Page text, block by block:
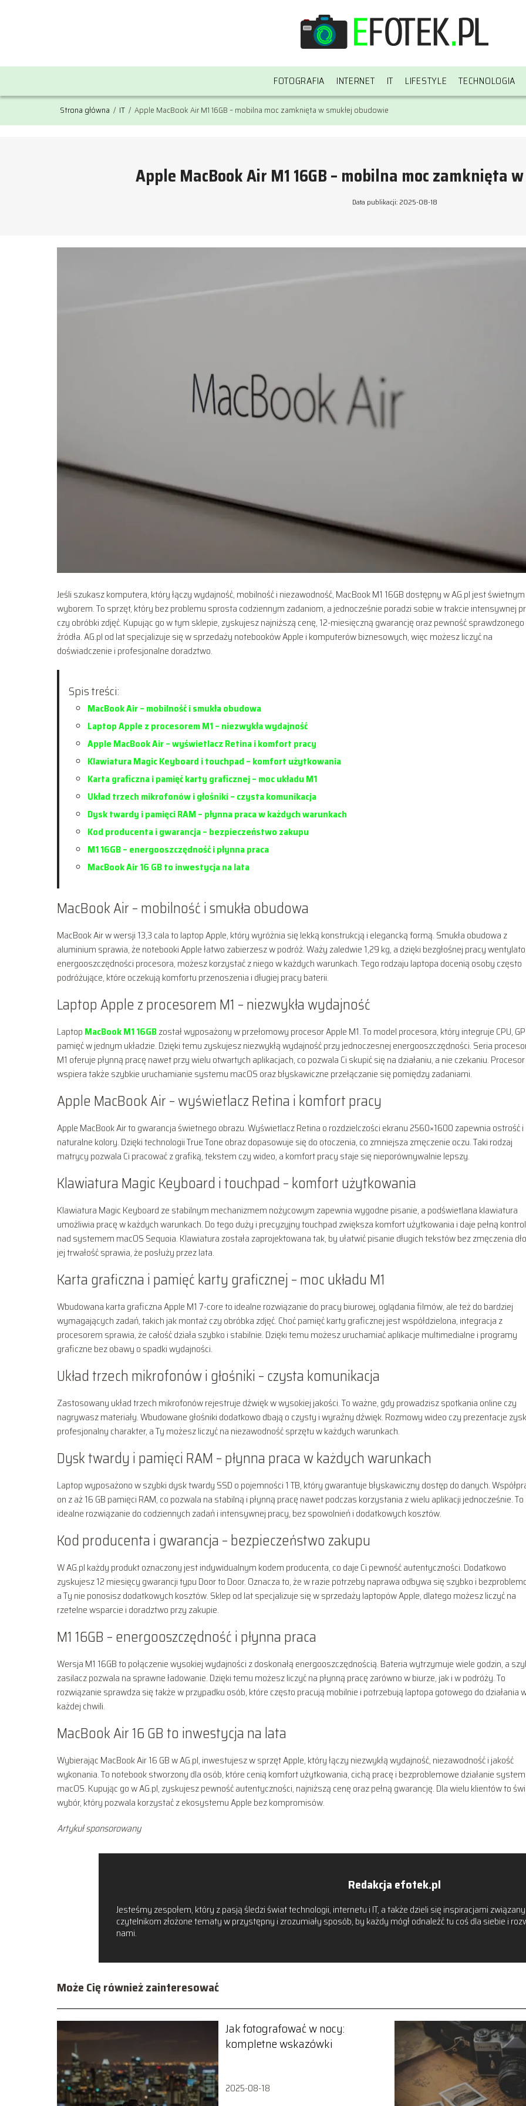
FOTOGRAFIA INTERNET IT LIFESTYLE TECHNOLOGIA
Strona główna / IT / Apple MacBook Air M1 16GB – mobilna moc zamknięta w smukłej obudowie
Apple MacBook Air M1 16GB – mobilna moc zamknięta
Data publikacji: 2025-08-18
Jeśli szukasz komputera, który łączy wydajność, mobilność i niezawodność, MacBook M1 16GB dostępny w AG.pl jest świetnym
wyborem. To sprzęt, który bez problemu sprosta codziennym zadaniom, a jednocześnie poradzi sobie w trakcie intensywnej
czy obróbki zdjęć. Kupując go w tym sklepie, zyskujesz najniższą cenę, 12-miesięczną gwarancję oraz pewność sprawdzonego
źródła. AG.pl od lat specjalizuje się w sprzedaży notebooków Apple i komputerów biznesowych, więc możesz liczyć na
doświadczenie i profesjonalne doradztwo.
Spis treści:
MacBook Air – mobilność i smukła obudowa
Laptop Apple z procesorem M1 – niezwykła wydajność
Apple MacBook Air – wyświetlacz Retina i komfort pracy
Klawiatura Magic Keyboard i touchpad – komfort użytkowania
Karta graficzna i pamięć karty graficznej – moc układu M1
Układ trzech mikrofonów i głośniki – czysta komunikacja
Dysk twardy i pamięci RAM – płynna praca w każdych warunkach
Kod producenta i gwarancja – bezpieczeństwo zakupu
M1 16GB – energooszczędność i płynna praca
MacBook Air 16 GB to inwestycja na lata
MacBook Air – mobilność i smukła obudowa
MacBook Air w wersji 13,3 cala to laptop Apple, który wyróżnia się lekką konstrukcją i elegancką formą. Smukła obudowa z
aluminium sprawia, że notebooki Apple łatwo zabierzesz w podróż. Waży zaledwie 1,29 kg, a dzięki bezgłośnej pracy
energooszczędności procesora, możesz korzystać z niego w każdych warunkach. Tego rodzaju laptopa docenią osoby często
podróżujące, które oczekują komfortu przenoszenia i długiej pracy baterii.
Laptop Apple z procesorem M1 – niezwykła wydajność
Laptop MacBook M1 16GBzostał wyposażony w przełomowy procesor Apple M1. To model procesora, który integruje CPU,
pamięć w jednym układzie. Dzięki temu zyskujesz niezwykłą wydajność przy jednoczesnej energooszczędności. Seria
M1 oferuje płynną pracę nawet przy wielu otwartych aplikacjach, co pozwala Ci skupić się na działaniu, a nie czekaniu. Procesor
wspiera także szybkie uruchamianie systemu macOS oraz błyskawiczne przełączanie się pomiędzy zadaniami.
Apple MacBook Air – wyświetlacz Retina i komfort pracy
Apple MacBook Air to gwarancja świetnego obrazu. Wyświetlacz Retina o rozdzielczości ekranu 2560×1600 zapewnia ostrość i
naturalne kolory. Dzięki technologii True Tone obraz dopasowuje się do otoczenia, co zmniejsza zmęczenie oczu. Taki rodzaj
matrycy pozwala Ci pracować z grafiką, tekstem czy wideo, a komfort pracy staje się nieporównywalnie lepszy.
Klawiatura Magic Keyboard i touchpad – komfort użytkowania
Klawiatura Magic Keyboard ze stabilnym mechanizmem nożycowym zapewnia wygodne pisanie, a podświetlana klawiatura
umożliwia pracę w każdych warunkach. Do tego duży i precyzyjny touchpad zwiększa komfort użytkowania i daje pełną
nad systemem macOS Sequoia. Klawiatura została zaprojektowana tak, by ułatwić pisanie długich tekstów bez zmęczenia
jej trwałość sprawia, że posłuży przez lata.
Karta graficzna i pamięć karty graficznej – moc układu M1
Wbudowana karta graficzna Apple M1 7-core to idealne rozwiązanie do pracy biurowej, oglądania filmów, ale też do bardziej
wymagających zadań, takich jak montaż czy obróbka zdjęć. Choć pamięć karty graficznej jest współdzielona, integracja z
procesorem sprawia, że całość działa szybko i stabilnie. Dzięki temu możesz uruchamiać aplikacje multimedialne i programy
graficzne bez obawy o spadki wydajności.
Układ trzech mikrofonów i głośniki – czysta komunikacja
Zastosowany układ trzech mikrofonów rejestruje dźwięk w wysokiej jakości. To ważne, gdy prowadzisz spotkania online czy
nagrywasz materiały. Wbudowane głośniki dodatkowo dbają o czysty i wyraźny dźwięk. Rozmowy wideo czy prezentacje
profesjonalny charakter, a Ty możesz liczyć na niezawodność sprzętu w każdych warunkach.
Dysk twardy i pamięci RAM – płynna praca w każdych warunkach
Laptop wyposażono w szybki dysk twardy SSD o pojemności 1 TB, który gwarantuje błyskawiczny dostęp do danych.
on z aż 16 GB pamięci RAM, co pozwala na stabilną i płynną pracę nawet podczas korzystania z wielu aplikacji jednocześnie. To
idealne rozwiązanie do codziennych zadań i intensywnej pracy, bez spowolnień i dodatkowych kosztów.
Kod producenta i gwarancja – bezpieczeństwo zakupu
W AG.pl każdy produkt oznaczony jest indywidualnym kodem producenta, co daje Ci pewność autentyczności. Dodatkowo
zyskujesz 12 miesięcy gwarancji typu Door to Door. Oznacza to, że w razie potrzeby naprawa odbywa się szybko i
a Ty nie ponosisz dodatkowych kosztów. Sklep od lat specjalizuje się w sprzedaży laptopów Apple, dlatego możesz liczyć na
rzetelne wsparcie i doradztwo przy zakupie.
M1 16GB – energooszczędność i płynna praca
Wersja M1 16GB to połączenie wysokiej wydajności z doskonałą energooszczędnością. Bateria wytrzymuje wiele godzin, a
zasilacz pozwala na sprawne ładowanie. Dzięki temu możesz liczyć na płynną pracę zarówno w biurze, jak i w podróży. To
rozwiązanie sprawdza się także w przypadku osób, które często pracują mobilnie i potrzebują laptopa gotowego do działania
każdej chwili.
MacBook Air 16 GB to inwestycja na lata
Wybierając MacBook Air 16 GB w AG.pl, inwestujesz w sprzęt Apple, który łączy niezwykłą wydajność, niezawodność i jakość
wykonania. To notebook stworzony dla osób, które cenią komfort użytkowania, cichą pracę i bezproblemowe działanie
macOS. Kupując go w AG.pl, zyskujesz pewność autentyczności, najniższą cenę oraz pełną gwarancję. Dla wielu klientów to
wybór, który pozwala korzystać z ekosystemu Apple bez kompromisów.
Artykuł sponsorowany
Redakcja efotek.pl
Jesteśmy zespołem, który z pasją śledzi świat technologii, internetu i IT, a także dzieli się inspiracjami
czytelnikom złożone tematy w przystępny i zrozumiały sposób, by każdy mógł odnaleźć tu coś dla siebie i
nami.
Może Cię również zainteresować
Jak fotografować w nocy:
kompletne wskazówki
2025-08-18